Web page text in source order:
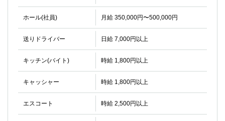
ホール(社員) 月給 350,000円〜500,000円
送りドライバー 日給 7,000円以上
キッチン(バイト) 時給 1,800円以上
キャッシャー 時給 1,800円以上
エスコート 時給 2,500円以上